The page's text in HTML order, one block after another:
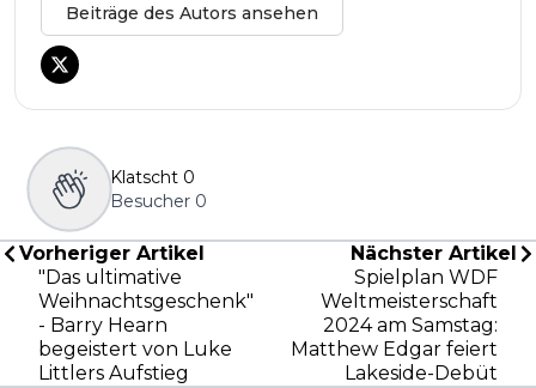
Beiträge des Autors ansehen
Klatscht 0
Besucher 0
Vorheriger Artikel
"Das ultimative
Weihnachtsgeschenk"
- Barry Hearn
begeistert von Luke
Littlers Aufstieg
Nächster Artikel
Spielplan WDF
Weltmeisterschaft
2024 am Samstag:
Matthew Edgar feiert
Lakeside-Debüt